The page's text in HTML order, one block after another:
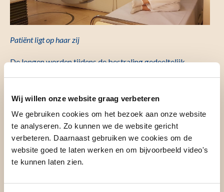
Wij willen onze website graag verbeteren
We gebruiken cookies om het bezoek aan onze website
te analyseren. Zo kunnen we de website gericht
verbeteren. Daarnaast gebruiken we cookies om de
website goed te laten werken en om bijvoorbeeld video's
te kunnen laten zien.
Patiënt ligt op haar zij
De longen worden tijdens de bestraling gedeeltelijk
afgedekt en krijgen daardoor een lagere hoeveelheid
speciaal voor u op maat gemaakte afdekkingen.
Deze afdekkingen worden op 2 meter afstand tussen u en
het bestralingstoestel geplaatst. Zo verkleinen we de kans
op schade aan de longen door de bestraling.